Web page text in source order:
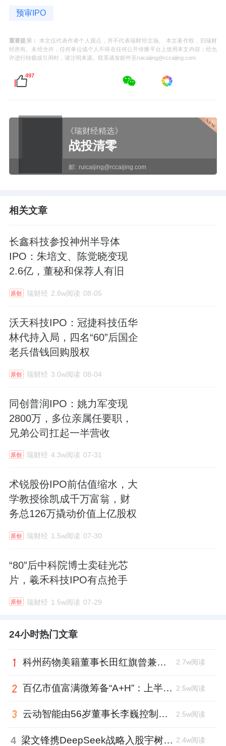
预审IPO
重要提示：
本文仅代表作者个人观点，并不代表瑞财经立场。 本文著作权，归瑞财
经所有。未经允许，任何单位或个人不得在任何公开传播平台上使用本文内容；经允
许进行转载或引用时，请注明来源。联系请发邮件至ruicaijing@rccaijing.com
497
《瑞财经精选》
战投清零
邮: ruicaijing@rccaijing.com
相关文章
长鑫科技参投神州半导体
IPO：朱培文、陈觉晓变现
2.6亿，董秘和保荐人有旧
原创 瑞财经 2.8w阅读 08-05
沃天科技IPO：冠捷科技伍华
林代持入局，四名“60”后国企
老兵借钱回购股权
原创 瑞财经 3.0w阅读 08-04
同创普润IPO：姚力军变现
2800万，多位亲属任要职，
兄弟公司扛起一半营收
原创 瑞财经 4.3w阅读 07-31
术锐股份IPO前估值缩水，大
学教授徐凯成千万富翁，财
务总126万撬动价值上亿股权
原创 瑞财经 1.5w阅读 07-30
“80”后中科院博士卖硅光芯
片，羲禾科技IPO有点抢手
原创 瑞财经 1.5w阅读 07-29
24小时热门文章
科州药物美籍董事长田红旗曾兼职放射所，被问询核心技术是否清晰 2.7w阅读
百亿市值富满微筹备“A+H”：上半年净利大增353%，99年董秘、01年证代上位 2.5w阅读
云动智能由56岁董事长李巍控制48%投票权，曾任国家级创新中心首席科学家 2.5w阅读
4 梁文锋携DeepSeek战略入股宇树科技，斥资1.4亿锁定3年 2.4w阅读